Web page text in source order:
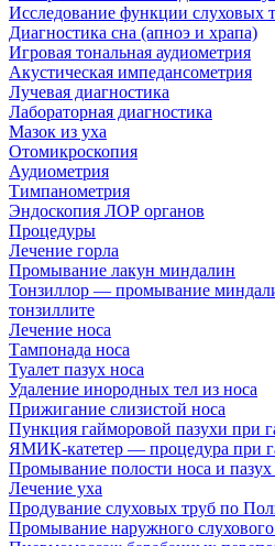
Исследование функции слуховых
Диагностика сна (апноэ и храпа)
Игровая тональная аудиометрия
Акустическая импедансометрия
Лучевая диагностика
Лабораторная диагностика
Мазок из уха
Отомикроскопия
Аудиометрия
Тимпанометрия
Эндоскопия ЛОР органов
Процедуры
Лечение горла
Промывание лакун миндалин
Тонзиллор — промывание
тонзиллите
Лечение носа
Тампонада носа
Туалет пазух носа
Удаление инородных тел из носа
Прижигание слизистой носа
Пункция гайморовой пазухи при
ЯМИК-катетер — процедура при
Промывание полости носа и
Лечение уха
Продувание слуховых труб по
Промывание наружного слухового